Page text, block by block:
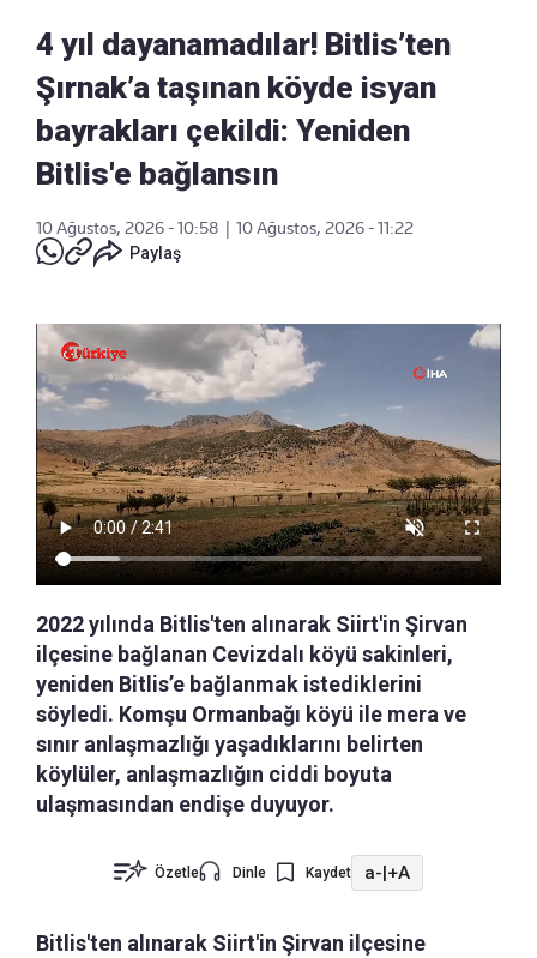
4 yıl dayanamadılar! Bitlis’ten
Şırnak’a taşınan köyde isyan
bayrakları çekildi: Yeniden
Bitlis'e bağlansın
10 Ağustos, 2026 - 10:58
10 Ağustos, 2026 - 11:22
Paylaş
2022 yılında Bitlis'ten alınarak Siirt'in Şirvan
ilçesine bağlanan Cevizdalı köyü sakinleri,
yeniden Bitlis’e bağlanmak istediklerini
söyledi. Komşu Ormanbağı köyü ile mera ve
sınır anlaşmazlığı yaşadıklarını belirten
köylüler, anlaşmazlığın ciddi boyuta
ulaşmasından endişe duyuyor.
Özetle Dinle Kaydet a-|+A
Bitlis'ten alınarak Siirt'in Şirvan ilçesine